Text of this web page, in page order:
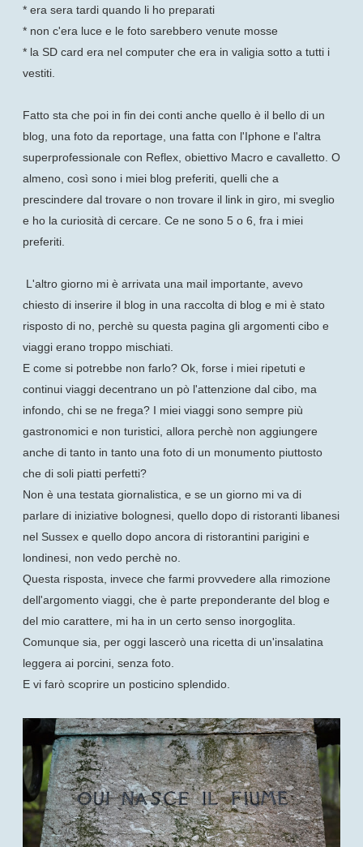
* era sera tardi quando li ho preparati
* non c'era luce e le foto sarebbero venute mosse
* la SD card era nel computer che era in valigia sotto a tutti i
vestiti.
Fatto sta che poi in fin dei conti anche quello è il bello di un
blog, una foto da reportage, una fatta con l'Iphone e l'altra
superprofessionale con Reflex, obiettivo Macro e cavalletto. O
almeno, così sono i miei blog preferiti, quelli che a
prescindere dal trovare o non trovare il link in giro, mi sveglio
e ho la curiosità di cercare. Ce ne sono 5 o 6, fra i miei
preferiti.
L'altro giorno mi è arrivata una mail importante, avevo
chiesto di inserire il blog in una raccolta di blog e mi è stato
risposto di no, perchè su questa pagina gli argomenti cibo e
viaggi erano troppo mischiati.
E come si potrebbe non farlo? Ok, forse i miei ripetuti e
continui viaggi decentrano un pò l'attenzione dal cibo, ma
infondo, chi se ne frega? I miei viaggi sono sempre più
gastronomici e non turistici, allora perchè non aggiungere
anche di tanto in tanto una foto di un monumento piuttosto
che di soli piatti perfetti?
Non è una testata giornalistica, e se un giorno mi va di
parlare di iniziative bolognesi, quello dopo di ristoranti libanesi
nel Sussex e quello dopo ancora di ristorantini parigini e
londinesi, non vedo perchè no.
Questa risposta, invece che farmi provvedere alla rimozione
dell'argomento viaggi, che è parte preponderante del blog e
del mio carattere, mi ha in un certo senso inorgoglita.
Comunque sia, per oggi lascerò una ricetta di un'insalatina
leggera ai porcini, senza foto.
E vi farò scoprire un posticino splendido.